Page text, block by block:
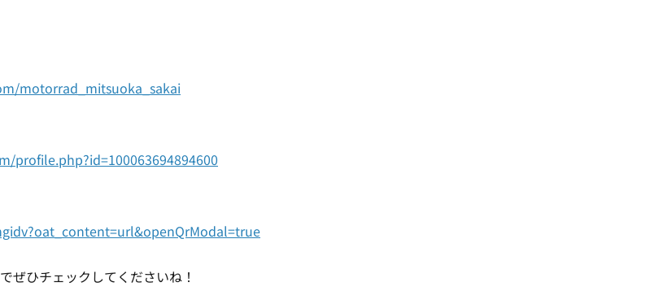
motorrad_mitsuoka_sakai
profile.php?id=100063694894600
ぜひチェックしてくださいね！